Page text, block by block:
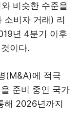
비슷한 수준을
소비자 거래) 리
년 4분기 이후
이다.
(M&A)에 적극
준비 중인 국가
해 2026년까지